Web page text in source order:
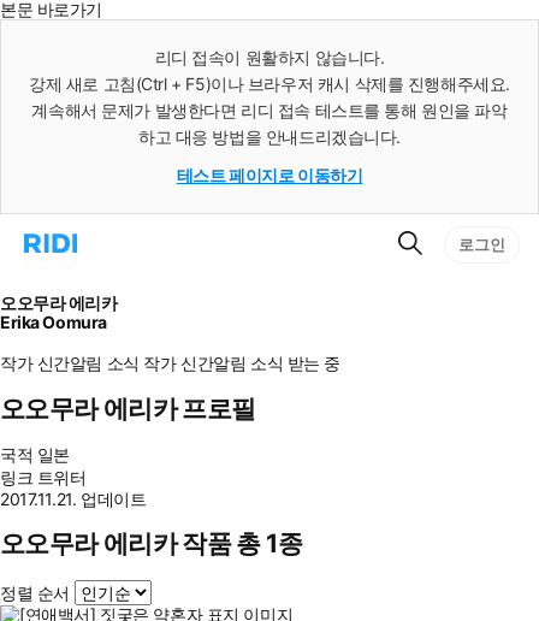
본문 바로가기
리디 접속이 원활하지 않습니다.
강제 새로 고침(Ctrl + F5)이나 브라우저 캐시 삭제를 진행해주세요.
계속해서 문제가 발생한다면 리디 접속 테스트를 통해 원인을 파악
하고 대응 방법을 안내드리겠습니다.
테스트 페이지로 이동하기
리
으
로
동
검
로그인
오오무라 에리카
Erika Oomura
작가 신간알림 소식 작가 신간알림 소식 받는 중
오오무라 에리카 프로필
국적 일본
링크 트위터
2017.11.21. 업데이트
오오무라 에리카 작품 총 1종
정렬 순서